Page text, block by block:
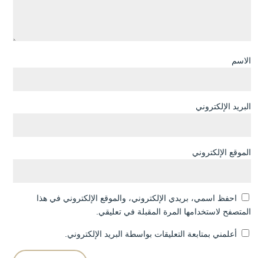
الاسم
البريد الإلكتروني
الموقع الإلكتروني
احفظ اسمي، بريدي الإلكتروني، والموقع الإلكتروني في هذا
المتصفح لاستخدامها المرة المقبلة في تعليقي.
أعلمني بمتابعة التعليقات بواسطة البريد الإلكتروني.